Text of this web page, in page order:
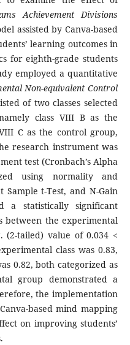
Achievement Divisions
assisted by Canva-based
learning outcomes in
for eighth-grade students
employed a quantitative
Non-equivalent Control
of two classes selected
class VIII B as the
C as the control group,
research instrument was
test (Cronbach’s Alpha
using normality and
Sample t-Test, and N-Gain
a statistically significant
between the experimental
tailed) value of 0.034 <
class was 0.83,
0.82, both categorized as
group demonstrated a
the implementation
based mind mapping
on improving students’